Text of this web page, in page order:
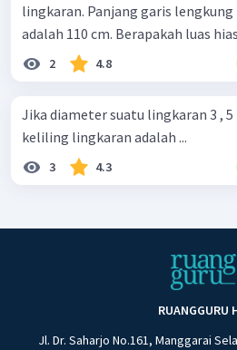
lingkaran. Panjang garis
adalah 110 cm. Berapakah luas
2 4.8
Jika diameter suatu lingkaran 3 , 5
keliling lingkaran adalah ...
3 4.3
RUANGGURU
Jl. Dr. Saharjo No.161, Manggarai